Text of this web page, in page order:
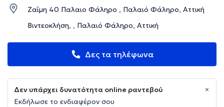
Ζαΐμη 40 Παλαιο Φάληρο , Παλαιό Φάληρο, Αττική
Βιντεοκλήση, , Παλαιό Φάληρο, Αττική
Δες τα τηλέφωνα
Δεν υπάρχει δυνατότητα online ραντεβού
Εκδήλωσε το ενδιαφέρον σου